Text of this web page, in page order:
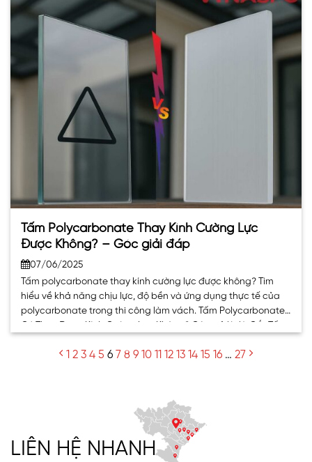
Tấm Polycarbonate Thay Kính Cường Lực
Được Không? – Góc giải đáp
07/06/2025
Tấm polycarbonate thay kính cường lực được không? Tìm
hiểu về khả năng chịu lực, độ bền và ứng dụng thực tế của
polycarbonate trong thi công làm vách. Tấm Polycarbonate
Có Thay Được Kính Cường Lực Không? Câu trả lời là CÓ. Tấm
1 2 3 4 5 6 7 8 9 10 11 12 13 14 15 16 … 27
LIÊN HỆ NHANH